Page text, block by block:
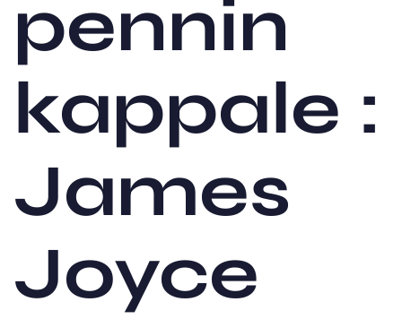
pennin
kappale :
James
Joyce